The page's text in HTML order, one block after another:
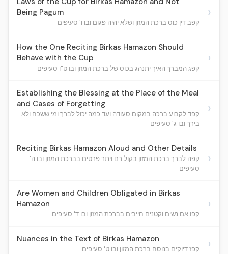
Being Pagum
קפב דין כוס ברכת המזון ושלא יהיה פגום ובו ו' סעיפים
›
How the One Reciting Birkas Hamazon Should
Behave with the Cup
קפג המברך האיך יתנהג בכוס של ברכת המזון ובו ט"ו סעיפים
›
Establishing the Blessing at the Place of the Meal
and Cases of Forgetting
קפד לקבוע ברכה במקום סעודה ועד כמה יכול לברך ומי ששכח ולא
בירך ובו ג' סעיפים
›
Reciting Birkas Hamazon Aloud and Other Details
קפה לברך ברכת המזון בקול רם ויתר פרטים בברכת המזון ובו ה'
סעיפים
›
Are Women and Children Obligated in Birkas
Hamazon
קפו אם נשים וקטנים חייבים בברכת המזון ובו ד' סעיפים
›
Nuances in the Text of Birkas Hamazon
קפז דיוקים בנוסח ברכת המזון ובו ט' סעיפים ›